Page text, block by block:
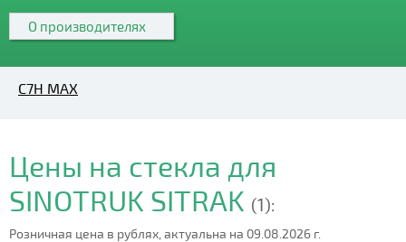
О производителях
C7H MAX
Цены на стекла для
SINOTRUK SITRAK (1):
Розничная цена в рублях, актуальна на 09.08.2026 г.